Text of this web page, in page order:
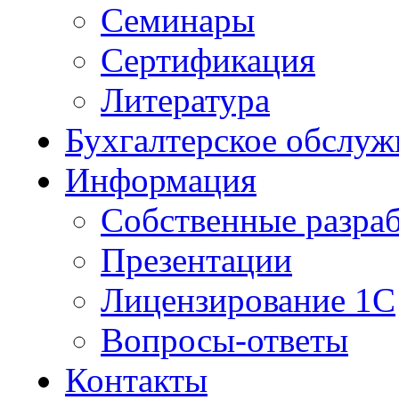
Семинары
Сертификация
Литература
Бухгалтерское
Информация
Собственные
Презентации
Лицензирование 1С
Вопросы-ответы
Контакты